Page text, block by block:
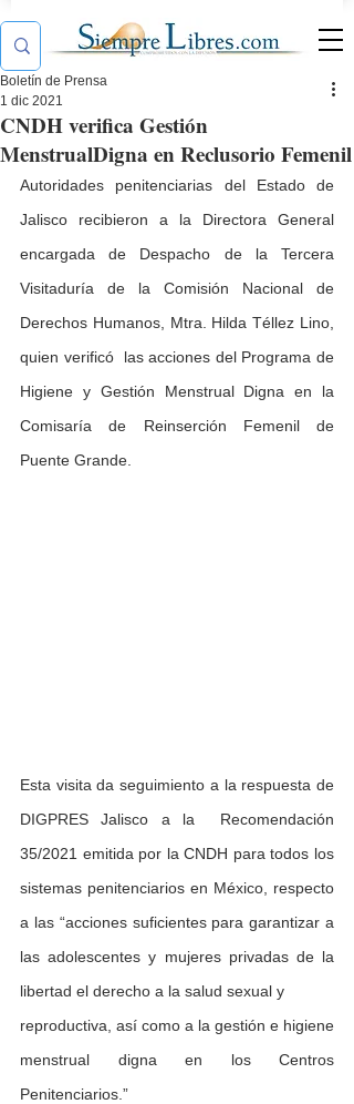
CNDH verifica Gestión
MenstrualDigna en Reclusorio Femenil
Boletín de Prensa
1 dic 2021
Autoridades penitenciarias del Estado de
Jalisco recibieron a la Directora General
encargada de Despacho de la Tercera
Visitaduría de la Comisión Nacional de
Derechos Humanos, Mtra. Hilda Téllez Lino,
quien verificó  las acciones del Programa de
Higiene y Gestión Menstrual Digna en la
Comisaría de Reinserción Femenil de
Puente Grande.
Esta visita da seguimiento a la respuesta de
DIGPRES Jalisco a la  Recomendación
35/2021 emitida por la CNDH para todos los
sistemas penitenciarios en México, respecto
a las “acciones suficientes para garantizar a
las adolescentes y mujeres privadas de la
libertad el derecho a la salud sexual y
reproductiva, así como a la gestión e higiene
menstrual digna en los Centros
Penitenciarios.”